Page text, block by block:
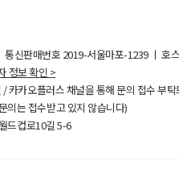
통신판매번호 2019-서울마포-1239 ㅣ 호
정보 확인 >
카카오플러스 채널을 통해 문의 접수 부
의는 접수받고 있지 않습니다)
드컵로10길5-6